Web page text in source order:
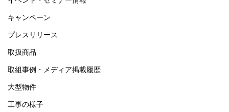
キャンペーン
プレスリリース
取扱商品
取組事例・メディア掲載履歴
大型物件
工事の様子